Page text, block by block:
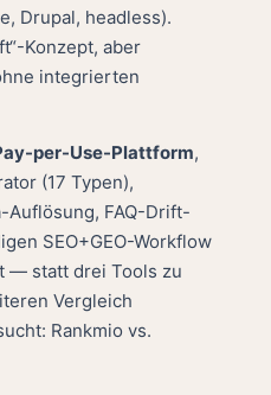
Drupal, headless).
Konzept, aber
integrierten
per-Use-Plattform,
(17 Typen),
FAQ-Drift-
SEO+GEO-Workflow
— statt drei Tools zu
Vergleich
Rankmio vs.